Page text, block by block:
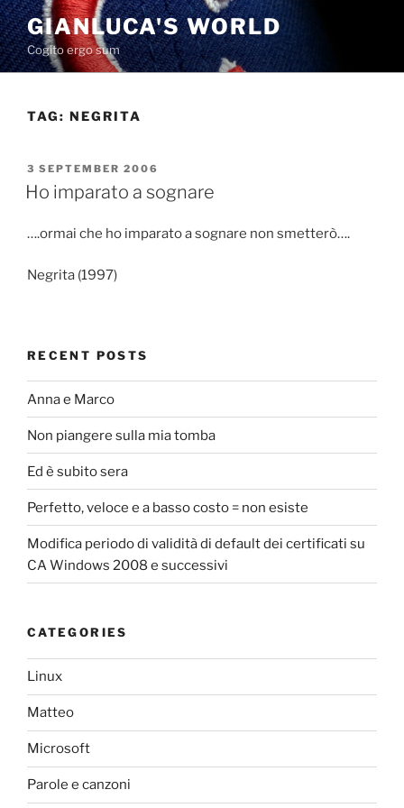
Skip
to
content
GIANLUCA'S WORLD
Cogito ergo sum
TAG: NEGRITA
POSTED
ON
3 SEPTEMBER 2006
Ho imparato a sognare
….ormai che ho imparato a sognare non smetterò….
Negrita (1997)
RECENT POSTS
Anna e Marco
Non piangere sulla mia tomba
Ed è subito sera
Perfetto, veloce e a basso costo = non esiste
Modifica periodo di validità di default dei certificati su
CA Windows 2008 e successivi
CATEGORIES
Linux
Matteo
Microsoft
Parole e canzoni